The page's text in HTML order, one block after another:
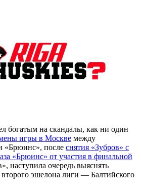
богатым на скандалы, как ни один
игры в Москве между
«Брюинс», после снятия «Зубров» с
«Брюинс» от участия в финальной
наступила очередь выяснять
эшелона лиги — Балтийского